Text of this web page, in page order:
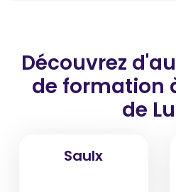
Découvrez
de formation
de
Saulx